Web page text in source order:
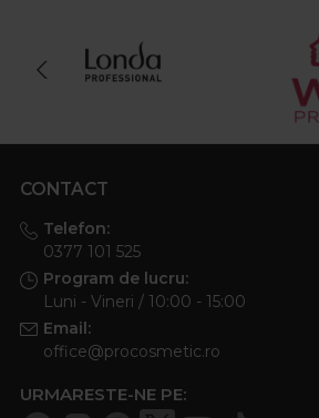
CONTACT
Telefon:
0377 101 525
Program de lucru:
Luni - Vineri / 10:00 - 15:00
Email:
office@procosmetic.ro
URMARESTE-NE PE: